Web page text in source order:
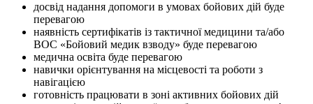
досвід надання допомоги в умовах бойових дій буде
перевагою
наявність сертифікатів із тактичної медицини та/або
ВОС «Бойовий медик взводу» буде перевагою
медична освіта буде перевагою
навички орієнтування на місцевості та роботи з
навігацією
готовність працювати в зоні активних бойових дій